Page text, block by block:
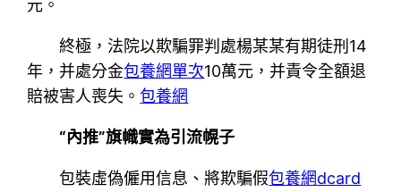
元。
終極，法院以欺騙罪判處楊某某有期徒刑14
年，并處分金包養網單次10萬元，并責令全額退
賠被害人喪失。包養網
“內推”旗幟實為引流幌子
包裝虛偽僱用信息、將欺騙假包養網dcard